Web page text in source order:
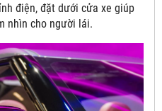
điện, đặt dưới cửa xe giúp
nhìn cho người lái.